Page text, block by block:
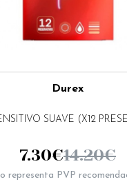
Durex
SUAVE (X12
7.30€14.20€
representa PVP